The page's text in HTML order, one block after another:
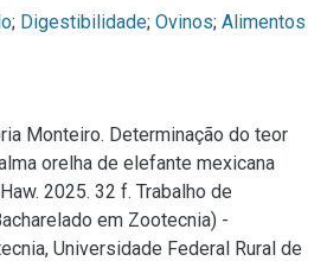
; Digestibilidade; Ovinos; Alimentos
Monteiro. Determinação do teor
orelha de elefante mexicana
2025. 32 f. Trabalho de
em Zootecnia) -
Universidade Federal Rural de